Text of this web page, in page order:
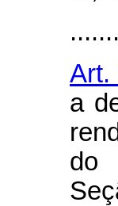
Art.
a
do